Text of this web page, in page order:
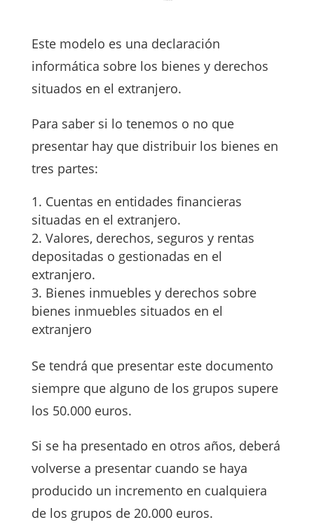
Este modelo es una declaración
informática sobre los bienes y derechos
situados en el extranjero.
Para saber si lo tenemos o no que
presentar hay que distribuir los bienes en
tres partes:
Cuentas en entidades financieras
situadas en el extranjero.
Valores, derechos, seguros y rentas
depositadas o gestionadas en el
extranjero.
Bienes inmuebles y derechos sobre
bienes inmuebles situados en el
extranjero
Se tendrá que presentar este documento
siempre que alguno de los grupos supere
los 50.000 euros.
Si se ha presentado en otros años, deberá
volverse a presentar cuando se haya
producido un incremento en cualquiera
de los grupos de 20.000 euros.